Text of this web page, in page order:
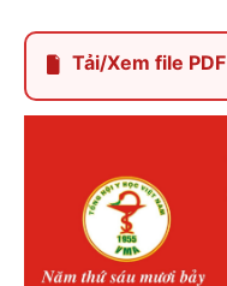
Tải/Xem file PDF